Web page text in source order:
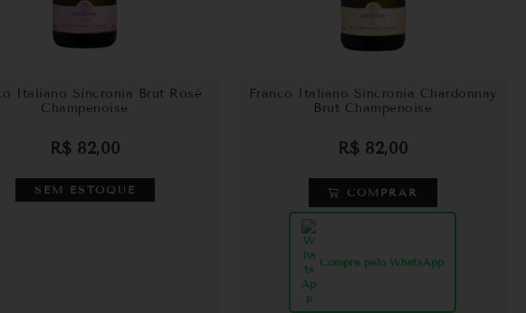
Italiano Sincronia Brut Rosé
Champenoise
R$82,00
SEM ESTOQUE
Franco Italiano Sincronia Chardonnay
Brut Champenoise
R$82,00
COMPRAR
Compre pelo WhatsApp